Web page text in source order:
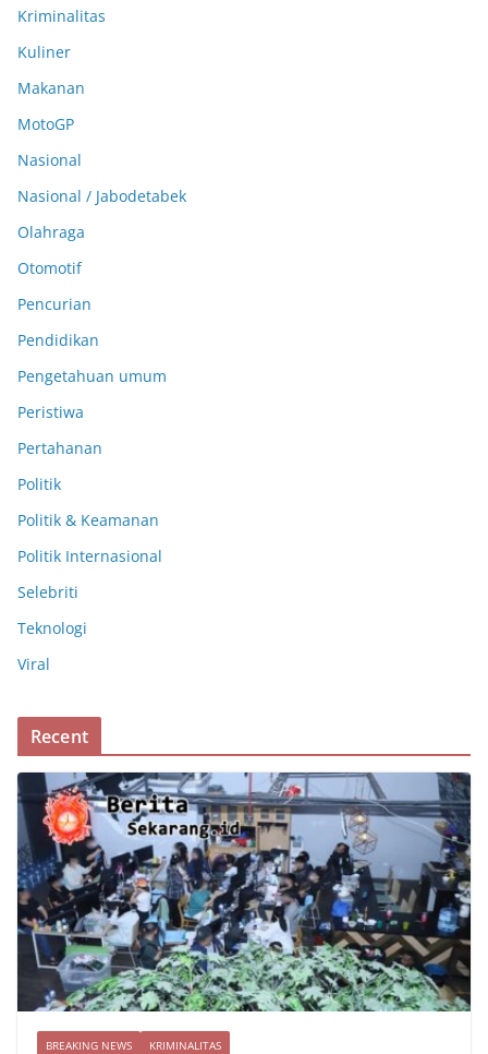
Kriminalitas
Kuliner
Makanan
MotoGP
Nasional
Nasional / Jabodetabek
Olahraga
Otomotif
Pencurian
Pendidikan
Pengetahuan umum
Peristiwa
Pertahanan
Politik
Politik & Keamanan
Politik Internasional
Selebriti
Teknologi
Viral
Recent
BREAKING NEWS KRIMINALITAS